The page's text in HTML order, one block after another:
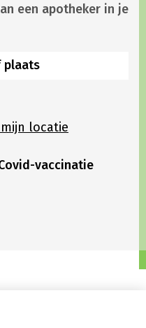
een apotheker in je
locatie
vaccinatie